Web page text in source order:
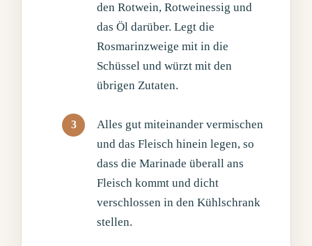
den Rotwein, Rotweinessig und
das Öl darüber. Legt die
Rosmarinzweige mit in die
Schüssel und würzt mit den
übrigen Zutaten.
Alles gut miteinander vermischen
und das Fleisch hinein legen, so
dass die Marinade überall ans
Fleisch kommt und dicht
verschlossen in den Kühlschrank
stellen.